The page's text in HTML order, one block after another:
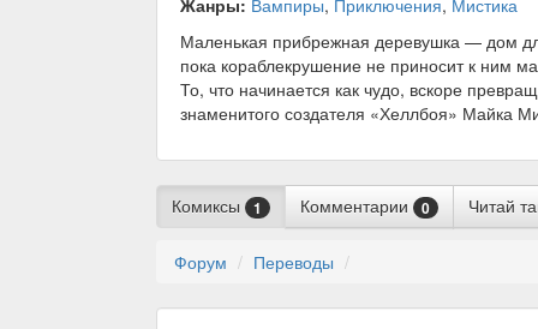
Жанры: Вампиры, Приключения, Мистика
Маленькая прибрежная деревушка — дом
пока кораблекрушение не приносит к ним
То, что начинается как чудо, вскоре
знаменитого создателя «Хеллбоя» Майка
Комиксы 1 Комментарии 0 Читай
Форум Переводы